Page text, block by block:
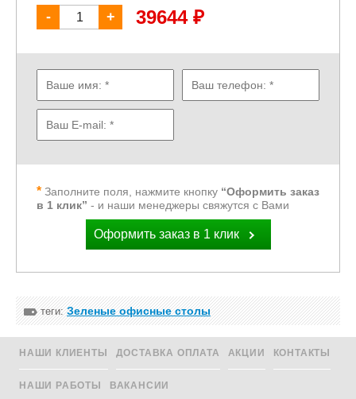
- + 39644 ₽
Оформить заказ в 1 клик
Заполните поля, нажмите кнопку “Оформить заказ
в 1 клик” - и наши менеджеры свяжутся с Вами
теги:Зеленые офисные столы
НАШИ КЛИЕНТЫ ДОСТАВКА ОПЛАТА АКЦИИ КОНТАКТЫ
НАШИ РАБОТЫ ВАКАНСИИ